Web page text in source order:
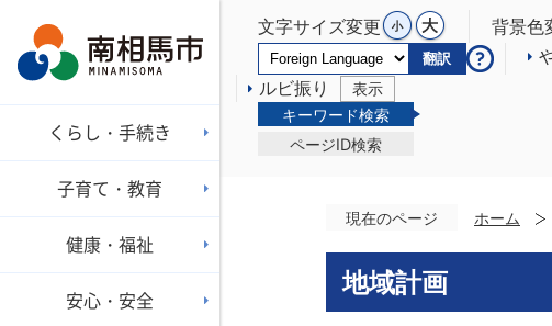
文字サイズ変更 背景色
翻訳
ルビ振り
表示
キーワード検索
ページID検索
くらし・手続き
子育て・教育
健康・福祉
安心・安全
現在のページ ホーム
地域計画